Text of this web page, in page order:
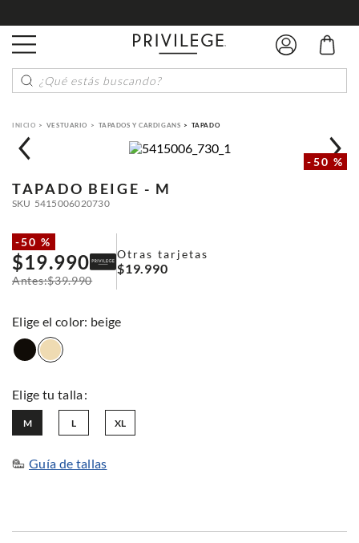
¿Qué estás buscando?
VESTUARIO TAPADOS Y CARDIGANS TAPADO
-50 %
TAPADO BEIGE - M
SKU 5415006020730
-50 %
$19.990
$39.990
Otras tarjetas
$19.990
: beige
L
M XL
Guía de tallas